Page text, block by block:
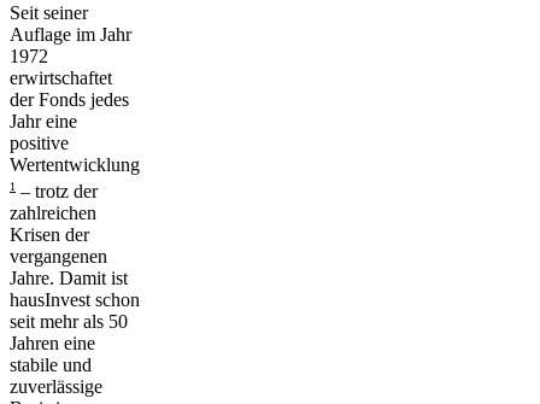
Seit seiner
Auflage im Jahr
1972
erwirtschaftet
der Fonds jedes
Jahr eine
positive
Wertentwicklung
1 – trotz der
zahlreichen
Krisen der
vergangenen
Jahre. Damit ist
hausInvest schon
seit mehr als 50
Jahren eine
stabile und
zuverlässige